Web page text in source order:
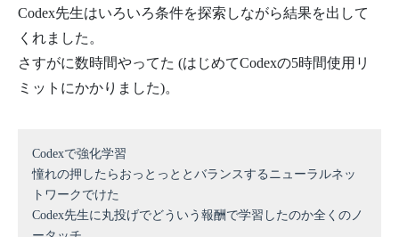
Codex先生はいろいろ条件を探索しながら結果を出して
くれました。
さすがに数時間やってた (はじめてCodexの5時間使用リ
ミットにかかりました)。
Codexで強化学習
憧れの押したらおっとっととバランスするニューラルネッ
トワークでけた
Codex先生に丸投げでどういう報酬で学習したのか全くのノ